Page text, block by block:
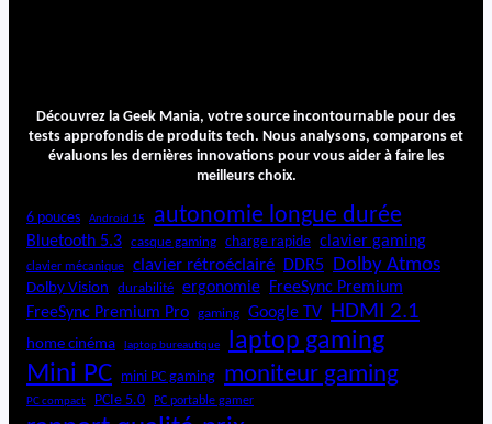
Découvrez la Geek Mania, votre source incontournable pour des
tests approfondis de produits tech. Nous analysons, comparons et
évaluons les dernières innovations pour vous aider à faire les
meilleurs choix.
6 pouces Android 15 autonomie longue durée
Bluetooth 5.3 casque gaming charge rapide clavier gaming
clavier mécanique clavier rétroéclairé DDR5 Dolby Atmos
Dolby Vision durabilité ergonomie
FreeSync Premium
FreeSync Premium Pro
gaming Google TV HDMI 2.1
home cinéma laptop bureautique laptop gaming
Mini PC mini PC gaming moniteur gaming
PC compact PCIe 5.0 PC portable gamer